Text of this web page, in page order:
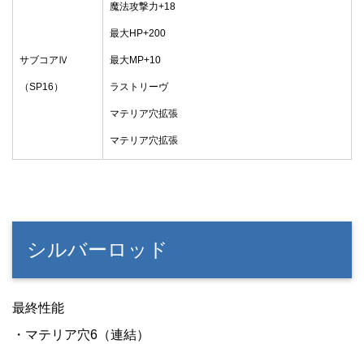
サブコアⅣ
（SP16）
魔法攻撃力+18
最大HP+200
最大MP+10
ラストリーヴ
マテリア穴拡張
マテリア穴拡張
シルバーロッド
最終性能
・マテリア穴6（連結）